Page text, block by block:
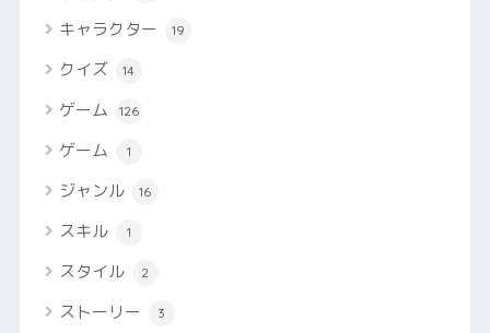
キャラクター 19
クイズ 14
ゲーム 126
ゲーム 1
ジャンル 16
スキル 1
スタイル 2
ストーリー 3